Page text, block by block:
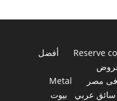
Reserve
أفضل
مصر
Metal
سائق عربي
بيوت